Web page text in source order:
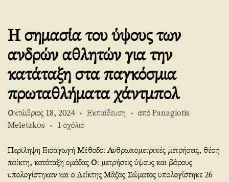
α
α
ζ
ή
η
η
Η σημασία του ύψους των
ανδρών αθλητών για την
κατάταξη στα παγκόσμια
πρωταθλήματα χάντμπολ
Οκτώβριος 18, 2024 Εκπαίδευση από Panagiotis
Meletakos
1 σχόλιοστο
height
importance
of
Περίληψη Εισαγωγή Μέθοδοι Ανθρωπομετρικές μετρήσεις, θέση
παίκτη, κατάταξη ομάδας Οι μετρήσεις ύψους και βάρους
υπολογίστηκαν και ο Δείκτης Μάζας Σώματος υπολογίστηκε 26